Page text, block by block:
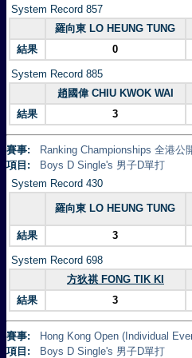
System Record 857
羅向東 LO HEUNG TUNG
結果
0
System Record 885
趙國偉 CHIU KWOK WAI
結果
3
賽事:
Ranking Championships 全港公
項目:
Boys D Single's 男子D單打
System Record 430
羅向東 LO HEUNG TUNG
結果
3
System Record 698
方狄祺 FONG TIK KI
結果
3
賽事:
Hong Kong Open (Individual
項目:
Boys D Single's 男子D單打